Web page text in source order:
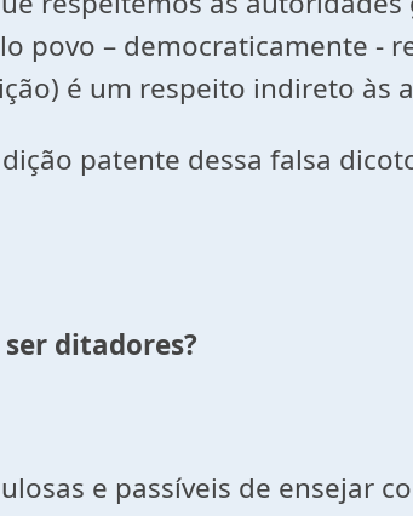
povo – democraticamente -
é um respeito indireto às
patente dessa falsa
ditadores?
e passíveis de ensejar